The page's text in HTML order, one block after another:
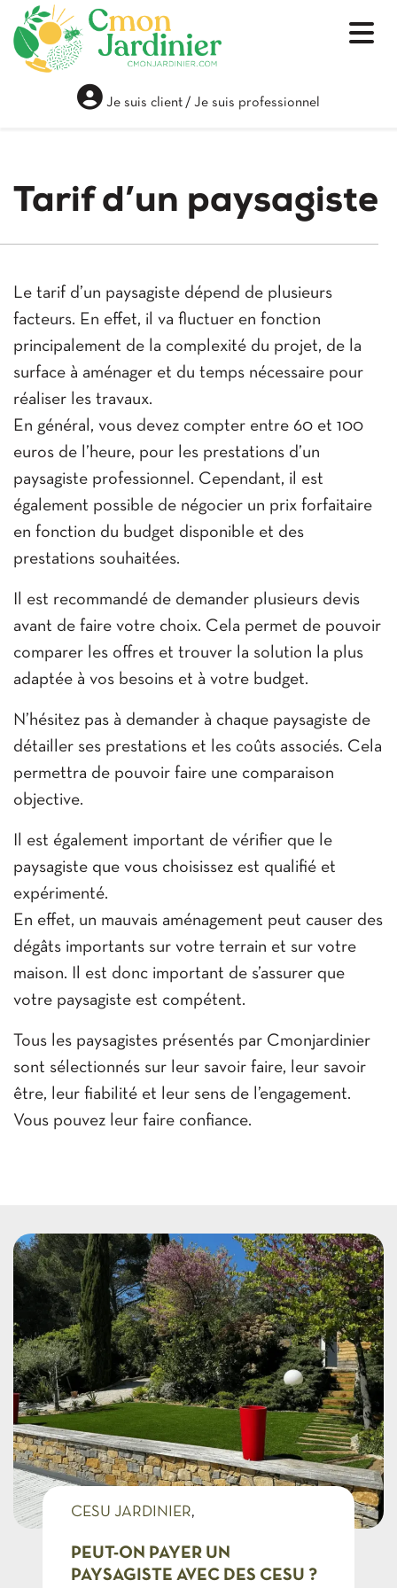
Je suis client / Je suis professionnel
Tarif d’un paysagiste
Le tarif d’un paysagiste dépend de plusieurs
facteurs. En effet, il va fluctuer en fonction
principalement de la complexité du projet, de la
surface à aménager et du temps nécessaire pour
réaliser les travaux.
En général, vous devez compter entre 60 et 100
euros de l’heure, pour les prestations d’un
paysagiste professionnel. Cependant, il est
également possible de négocier un prix forfaitaire
en fonction du budget disponible et des
prestations souhaitées.
Il est recommandé de demander plusieurs devis
avant de faire votre choix. Cela permet de pouvoir
comparer les offres et trouver la solution la plus
adaptée à vos besoins et à votre budget.
N’hésitez pas à demander à chaque paysagiste de
détailler ses prestations et les coûts associés. Cela
permettra de pouvoir faire une comparaison
objective.
Il est également important de vérifier que le
paysagiste que vous choisissez est qualifié et
expérimenté.
En effet, un mauvais aménagement peut causer des
dégâts importants sur votre terrain et sur votre
maison. Il est donc important de s’assurer que
votre paysagiste est compétent.
Tous les paysagistes présentés par Cmonjardinier
sont sélectionnés sur leur savoir faire, leur savoir
être, leur fiabilité et leur sens de l’engagement.
Vous pouvez leur faire confiance.
PEUT-ON PAYER UN
PAYSAGISTE AVEC DES CESU ?
CESU JARDINIER